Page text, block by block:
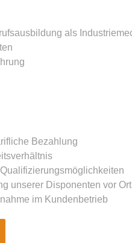
als
Bezahlung
unserer Disponenten vor Ort
im Kundenbetrieb